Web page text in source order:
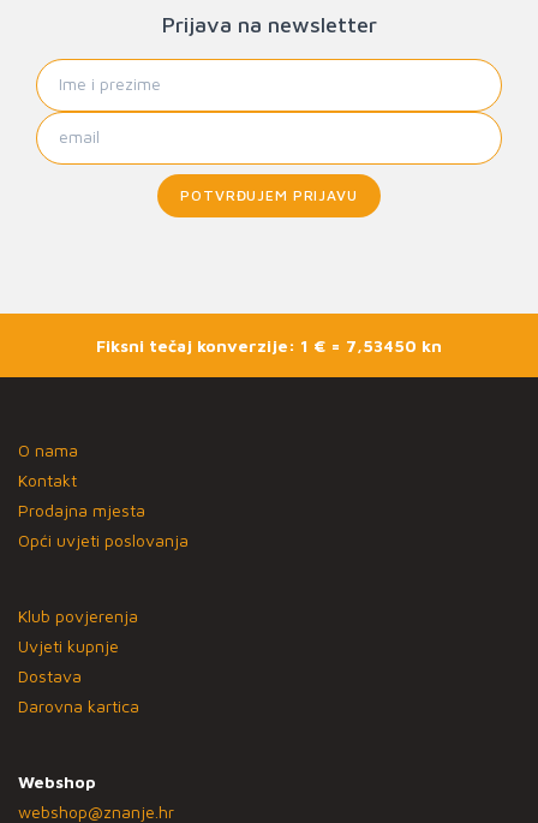
Prijava na newsletter
POTVRĐUJEM PRIJAVU
Fiksni tečaj konverzije: 1 € = 7,53450 kn
O nama
Kontakt
Prodajna mjesta
Opći uvjeti poslovanja
Klub povjerenja
Uvjeti kupnje
Dostava
Darovna kartica
Webshop
webshop@znanje.hr